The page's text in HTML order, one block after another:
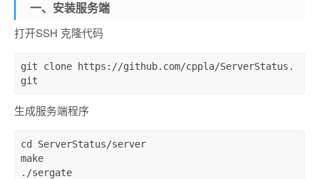
一、安装服务端
打开SSH 克隆代码
git clone https://github.com/cppla/ServerStatus.
生成服务端程序
cd
ServerStatus/server
make
./sergate